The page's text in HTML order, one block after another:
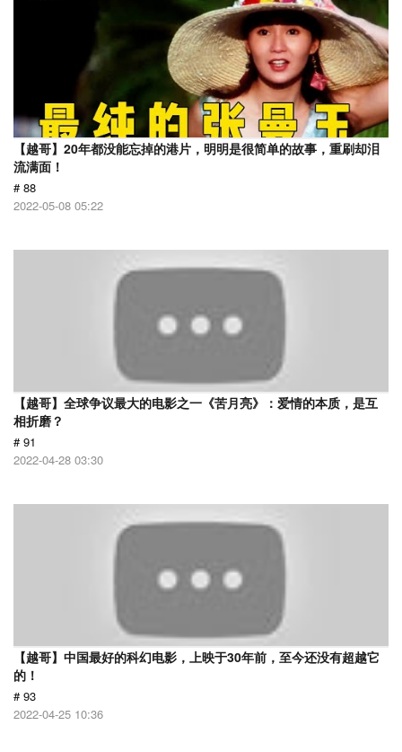
【越哥】20年都没能忘掉的港片，明明是很简单的故事，重刷却泪
流满面！
# 88
2022-05-08 05:22
【越哥】全球争议最大的电影之一《苦月亮》：爱情的本质，是互
相折磨？
# 91
2022-04-28 03:30
【越哥】中国最好的科幻电影，上映于30年前，至今还没有超越它
的！
# 93
2022-04-25 10:36